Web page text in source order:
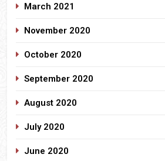
March 2021
November 2020
October 2020
September 2020
August 2020
July 2020
June 2020